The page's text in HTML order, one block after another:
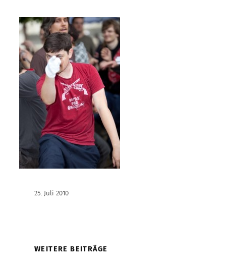
25. Juli 2010
WEITERE BEITRÄGE